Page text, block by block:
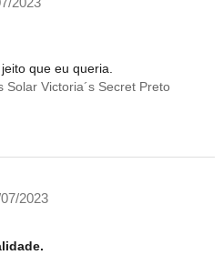
que eu queria.
Solar Victoria´s Secret Preto
2023